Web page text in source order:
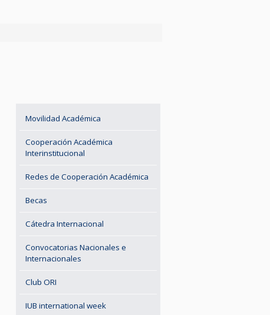
Movilidad Académica
Cooperación Académica
Interinstitucional
Redes de Cooperación Académica
Becas
Cátedra Internacional
Convocatorias Nacionales e
Internacionales
Club ORI
IUB international week